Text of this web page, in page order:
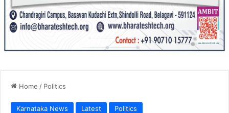
Home / Politics
Karnataka News Latest Politics